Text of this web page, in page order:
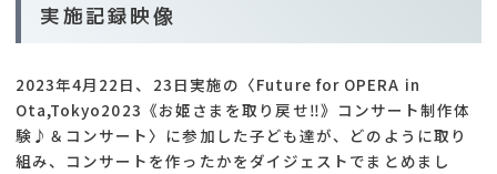
実施記録映像
2023年4月22日、23日実施の〈Future for OPERA in
Ota,Tokyo2023《お姫さまを取り戻せ‼》コンサート制作体
験♪＆コンサート〉に参加した子ども達が、どのように取り
組み、コンサートを作ったかをダイジェストでまとめまし